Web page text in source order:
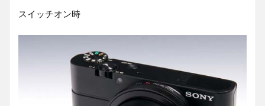
スイッチオン時